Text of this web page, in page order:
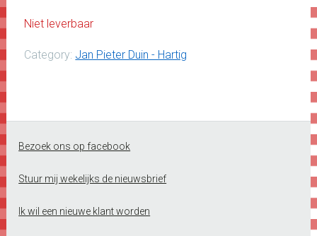
Niet leverbaar
Category: Jan Pieter Duin - Hartig
Footer
Bezoek ons op facebook
Stuur mij wekelijks de nieuwsbrief
Ik wil een nieuwe klant worden